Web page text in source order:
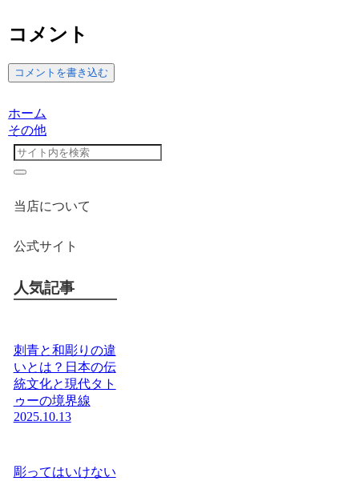
コメント
コメントを書き込む
ホーム
その他
当店について
公式サイト
人気記事
刺青と和彫りの違
いとは？日本の伝
統文化と現代タト
ゥーの境界線
2025.10.13
彫ってはいけない